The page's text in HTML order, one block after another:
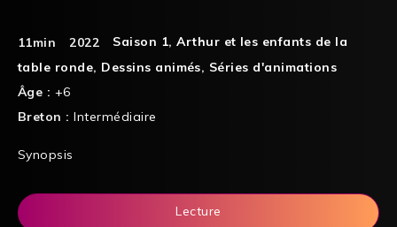
11min 2022 Saison 1,Arthur et les enfants de la
table ronde, Dessins animés, Séries d'animations
Âge : +6
Breton :Intermédiaire
Synopsis
Lecture